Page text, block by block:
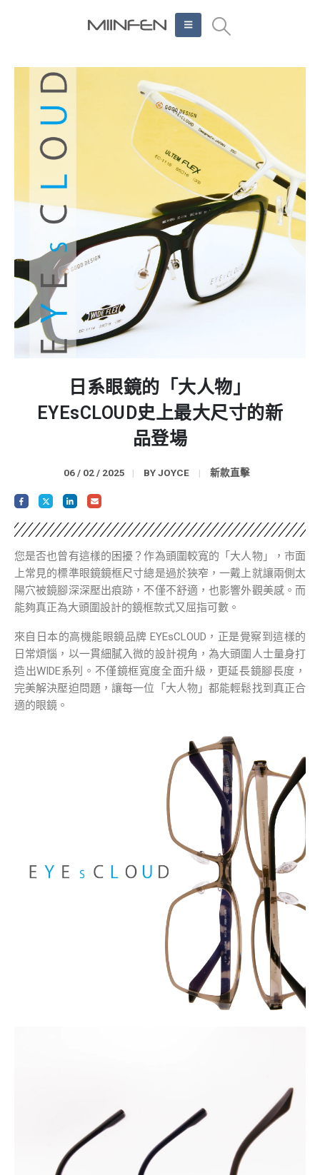
日系眼鏡的「大人物」
EYEsCLOUD史上最大尺寸的新
品登場
06 / 02 / 2025 BY JOYCE 新款直擊
您是否也曾有這樣的困擾？作為頭圍較寬的「大人物」，市面
上常見的標準眼鏡鏡框尺寸總是過於狹窄，一戴上就讓兩側太
陽穴被鏡腳深深壓出痕跡，不僅不舒適，也影響外觀美感。而
能夠真正為大頭圍設計的鏡框款式又屈指可數。
來自日本的高機能眼鏡品牌 EYEsCLOUD，正是覺察到這樣的
日常煩惱，以一貫細膩入微的設計視角，為大頭圍人士量身打
造出WIDE系列。不僅鏡框寬度全面升級，更延長鏡腳長度，
完美解決壓迫問題，讓每一位「大人物」都能輕鬆找到真正合
適的眼鏡。